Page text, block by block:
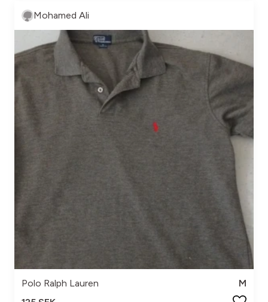
Mohamed Ali
Polo Ralph Lauren
M